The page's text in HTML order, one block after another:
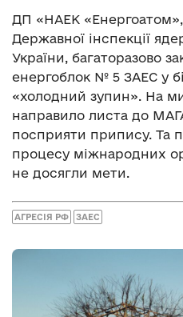
ДП «НАЕК
Державної інспекції
України, багаторазово
енергоблок № 5 ЗАЕС у
«холодний зупин». На
направило листа до
посприяти припису. Та
процесу міжнародних
не досягли мети.
АГРЕСІЯ РФ ЗАЕС